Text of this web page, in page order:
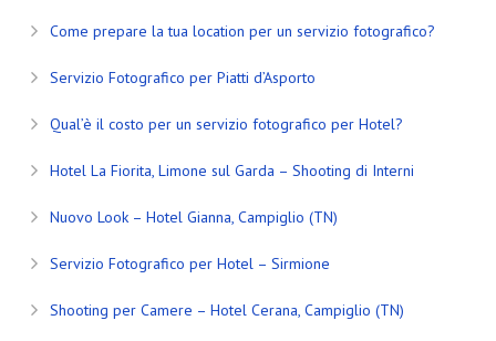
Come prepare la tua location per un servizio fotografico?
Servizio Fotografico per Piatti d’Asporto
Qual’è il costo per un servizio fotografico per Hotel?
Hotel La Fiorita, Limone sul Garda – Shooting di Interni
Nuovo Look – Hotel Gianna, Campiglio (TN)
Servizio Fotografico per Hotel – Sirmione
Shooting per Camere – Hotel Cerana, Campiglio (TN)